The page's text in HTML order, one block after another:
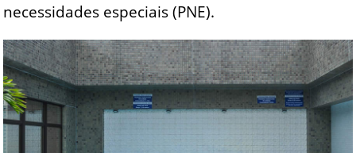
necessidades especiais (PNE).